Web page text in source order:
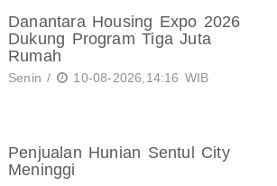
Danantara Housing Expo 2026
Dukung Program Tiga Juta
Rumah
Senin / 10-08-2026,14:16 WIB
Penjualan Hunian Sentul City
Meninggi